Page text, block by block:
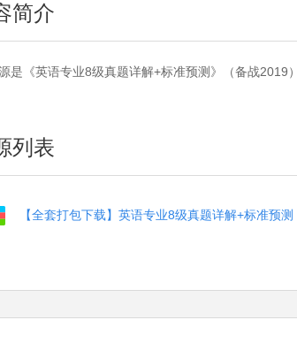
简介
是《英语专业8级真题详解+标准预测》（备战2019
列表
【全套打包下载】英语专业8级真题详解+标准预测